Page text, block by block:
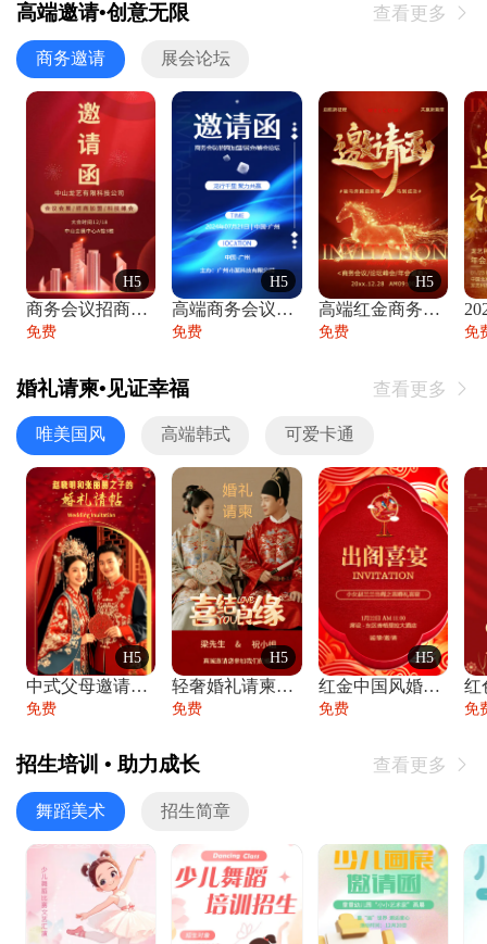
高端邀请•创意无限 查看更多 
商务邀请 展会论坛
H5
商务会议招商展会科技峰会邀请函年会邀请
免费
H5
高端商务会议招商加盟展会峰会论坛邀请函
免费
H5
高端红金商务会议年会年终盛典答谢邀请函
免费 免
婚礼请柬•见证幸福 查看更多 
唯美国风 高端韩式 可爱卡通
H5
中式父母邀请函婚礼结婚请柬请贴父母邀请方
免费
H5
轻奢婚礼请柬婚礼邀请函结婚照请帖
免费
H5
红金中国风婚礼请柬出阁喜宴嫁女请帖出阁宴
免费 免
招生培训 • 助力成长 查看更多 
舞蹈美术 招生简章